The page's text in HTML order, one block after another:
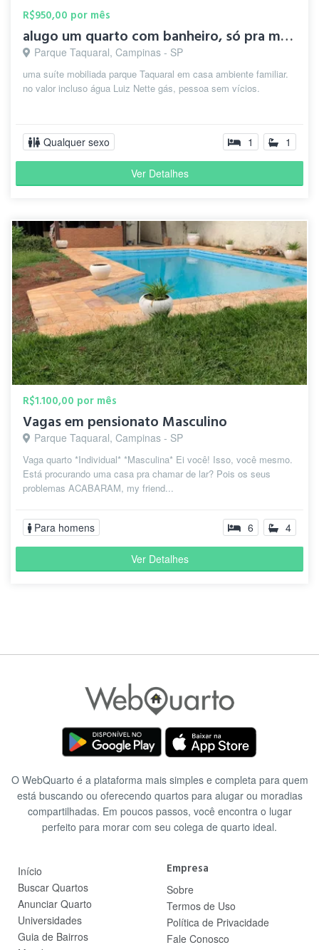
R$950,00 por mês
alugo um quarto com banheiro, só pra mulhere.
Parque Taquaral, Campinas - SP
uma suíte mobiliada parque Taquaral em casa ambiente familiar.
no valor incluso água Luiz Nette gás, pessoa sem vícios.
Qualquer sexo 1 1
Ver Detalhes
R$1.100,00 por mês
Vagas em pensionato Masculino
Parque Taquaral, Campinas - SP
Vaga quarto *Individual* *Masculina* Ei você! Isso, você mesmo.
Está procurando uma casa pra chamar de lar? Pois os seus
problemas ACABARAM, my friend...
Para homens 6 4
Ver Detalhes
O WebQuarto é a plataforma mais simples e completa para quem
está buscando ou oferecendo quartos para alugar ou moradias
compartilhadas. Em poucos passos, você encontra o lugar
perfeito para morar com seu colega de quarto ideal.
Início
Buscar Quartos
Anunciar Quarto
Universidades
Guia de Bairros
Empresa
Sobre
Termos de Uso
Política de Privacidade
Fale Conosco